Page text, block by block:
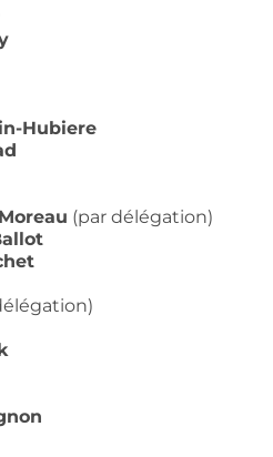
Hubiere
(par délégation)